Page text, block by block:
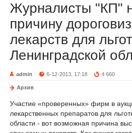
Журналисты "КП"
причину
лекарств для
Ленинградской
admin 6-12-2013, 17:18 4 660
Архив
Участие «проверенных» фирм в
лекарственных препаратов для
области - вот возможная причина